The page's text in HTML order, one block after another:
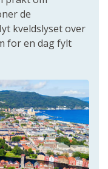
de
kveldslyset over
for en dag fylt